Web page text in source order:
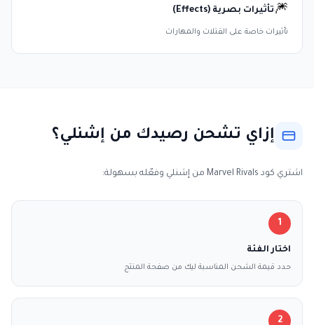
🎆 تأثيرات بصرية (Effects)
تأثيرات خاصة على القتلات والمهارات
إزاي تشحن رصيدك من إشنلي؟
اشتري كود Marvel Rivals من إشنلي وفعّله بسهولة:
1
اختار الفئة
حدد قيمة الشحن المناسبة ليك من صفحة المنتج
2